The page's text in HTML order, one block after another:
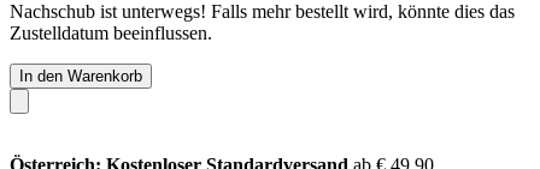
Nachschub ist unterwegs! Falls mehr bestellt wird, könnte dies das
Zustelldatum beeinflussen.
In den Warenkorb
Österreich: Kostenloser Standardversand ab € 49,90